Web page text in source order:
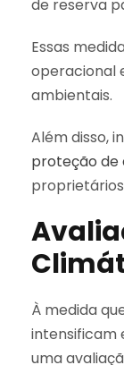
de reserva
Essas
operacional
ambientais.
Além disso,
proteção de
À medida
intensificam
uma